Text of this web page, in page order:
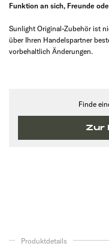
Funktion an sich, Freunde
Sunlight Original-Zubehör ist
über Ihren Handelspartner
vorbehaltlich Änderungen.
Finde
Zur
Produktdetails